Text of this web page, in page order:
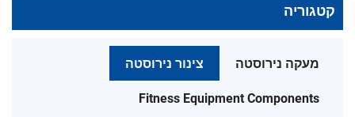
קטגוריה
מעקה נירוסטה צינור נירוסטה
Fitness Equipment Components